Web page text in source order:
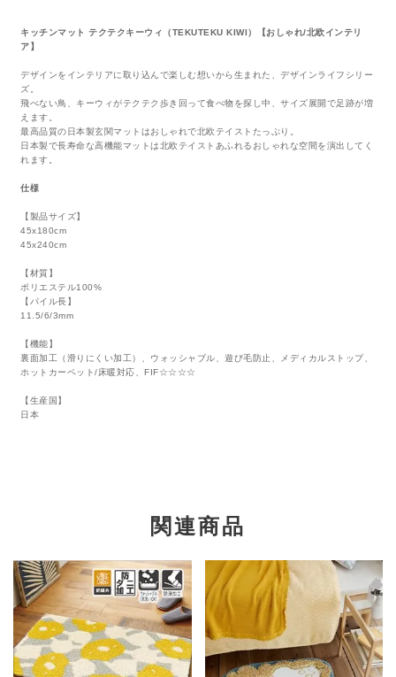
キッチンマット テクテクキーウィ（TEKUTEKU KIWI）【おしゃれ/北欧インテリ
ア】
デザインをインテリアに取り込んで楽しむ想いから生まれた、デザインライフシリー
ズ。
飛べない鳥、キーウィがテクテク歩き回って食べ物を探し中、サイズ展開で足跡が増
えます。
最高品質の日本製玄関マットはおしゃれで北欧テイストたっぷり。
日本製で長寿命な高機能マットは北欧テイストあふれるおしゃれな空間を演出してく
れます。
仕様
【製品サイズ】
45x180cm
45x240cm
【材質】
ポリエステル100%
【パイル長】
11.5/6/3mm
【機能】
裏面加工（滑りにくい加工）、ウォッシャブル、遊び毛防止、メディカルストップ、
ホットカーペット/床暖対応、FIF☆☆☆☆
【生産国】
日本
関連商品